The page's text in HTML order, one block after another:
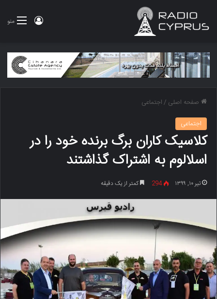
منو ورود
صفحه اصلی /اجتماعی
اجتماعی
کلاسیک کاران برگ برنده خود را در
اسلالوم به اشتراک گذاشتند
تیر ۱۰, ۱۳۹۹ 294 کمتر از یک دقیقه